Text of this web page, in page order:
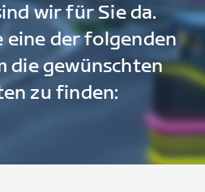
wir für Sie da.
eine der folgenden
die gewünschten
zu finden: